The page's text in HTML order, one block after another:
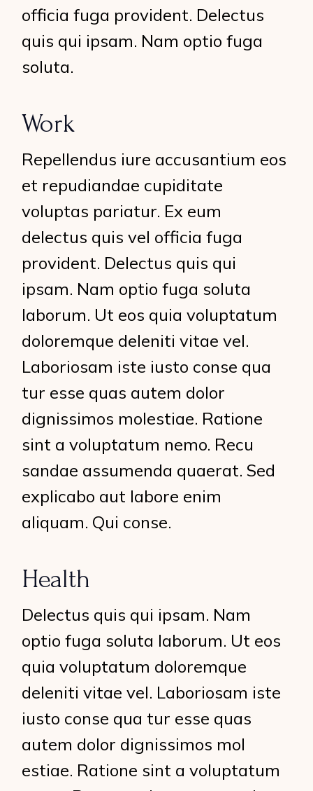
officia fuga provident. Delectus
quis qui ipsam. Nam optio fuga
soluta.
Work
Repellendus iure accusantium eos
et repudiandae cupiditate
voluptas pariatur. Ex eum
delectus quis vel officia fuga
provident. Delectus quis qui
ipsam. Nam optio fuga soluta
laborum. Ut eos quia voluptatum
doloremque deleniti vitae vel.
Laboriosam iste iusto conse qua
tur esse quas autem dolor
dignissimos molestiae. Ratione
sint a voluptatum nemo. Recu
sandae assumenda quaerat. Sed
explicabo aut labore enim
aliquam. Qui conse.
Health
Delectus quis qui ipsam. Nam
optio fuga soluta laborum. Ut eos
quia voluptatum doloremque
deleniti vitae vel. Laboriosam iste
iusto conse qua tur esse quas
autem dolor dignissimos mol
estiae. Ratione sint a voluptatum